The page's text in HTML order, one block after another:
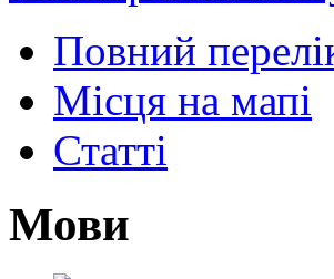
Повний
Місця на мапі
Статті
Мови